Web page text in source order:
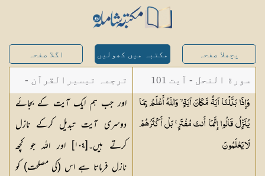
پچھلا صفحہ مکتبہ میں کھولیں اگلا صفحہ
سورة النحل - آیت 101
وَإِذَا بَدَّلْنَا آيَةً مَّكَانَ آيَةٍ ۙ وَاللَّهُ أَعْلَمُ بِمَا
يُنَزِّلُ قَالُوا إِنَّمَا أَنتَ مُفْتَرٍ ۚ بَلْ أَكْثَرُهُمْ
لَايَعْلَمُونَ
ترجمہ تیسیرالقرآن -
مولانا عبد الرحمن
کیلانی
اور جب ہم ایک آیت کے بجائے
دوسری آیت تبدیل کرکے نازل
کرتے ہیں۔[١٠٤] اور اللہ جو کچھ
نازل فرماتا ہے اس (کی مصلحت) کو